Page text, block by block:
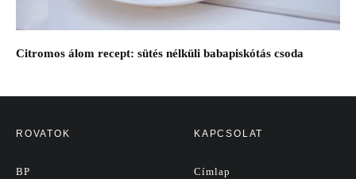
Citromos álom recept: sütés nélküli babapiskótás csoda
ROVATOK
BP
KAPCSOLAT
Címlap